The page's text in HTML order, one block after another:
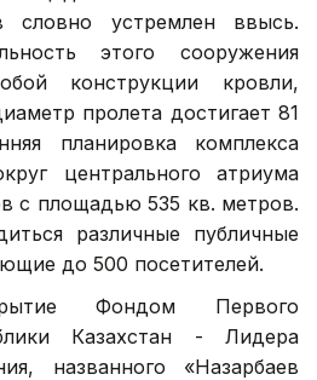
словно устремлен ввысь.
этого сооружения
конструкции кровли,
пролета достигает 81
планировка комплекса
центрального атриума
с площадью 535 кв. метров.
различные публичные
до 500 посетителей.
Фондом Первого
Казахстан - Лидера
названного «Назарбаев